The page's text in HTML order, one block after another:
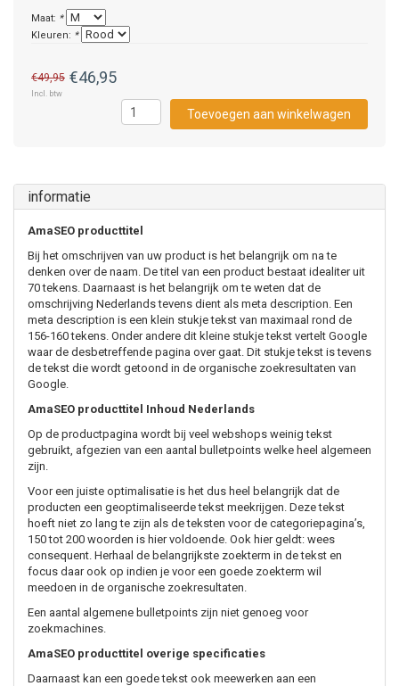
Maat: *
Kleuren: *
€49,95 €46,95
Incl. btw
Toevoegen aan winkelwagen
informatie
AmaSEO producttitel
Bij het omschrijven van uw product is het belangrijk om na te
denken over de naam. De titel van een product bestaat idealiter uit
70 tekens. Daarnaast is het belangrijk om te weten dat de
omschrijving Nederlands tevens dient als meta description. Een
meta description is een klein stukje tekst van maximaal rond de
156-160 tekens. Onder andere dit kleine stukje tekst vertelt Google
waar de desbetreffende pagina over gaat. Dit stukje tekst is tevens
de tekst die wordt getoond in de organische zoekresultaten van
Google.
AmaSEO producttitel Inhoud Nederlands
Op de productpagina wordt bij veel webshops weinig tekst
gebruikt, afgezien van een aantal bulletpoints welke heel algemeen
zijn.
Voor een juiste optimalisatie is het dus heel belangrijk dat de
producten een geoptimaliseerde tekst meekrijgen. Deze tekst
hoeft niet zo lang te zijn als de teksten voor de categoriepagina’s,
150 tot 200 woorden is hier voldoende. Ook hier geldt: wees
consequent. Herhaal de belangrijkste zoekterm in de tekst en
focus daar ook op indien je voor een goede zoekterm wil
meedoen in de organische zoekresultaten.
Een aantal algemene bulletpoints zijn niet genoeg voor
zoekmachines.
AmaSEO producttitel overige specificaties
Daarnaast kan een goede tekst ook meewerken aan een